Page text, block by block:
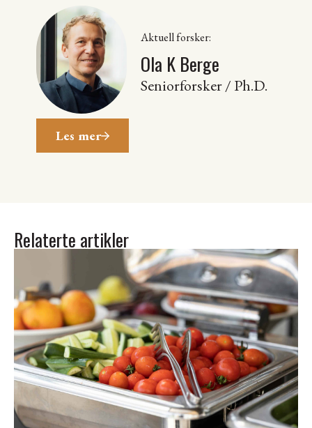
Aktuell forsker:
Ola K Berge
Seniorforsker / Ph.D.
Les mer
Relaterte artikler